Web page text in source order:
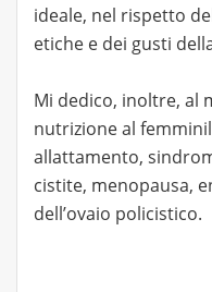
ideale, nel rispetto
etiche e dei gusti
Mi dedico, inoltre, al
nutrizione al
allattamento,
cistite, menopausa,
dell’ovaio policistico.